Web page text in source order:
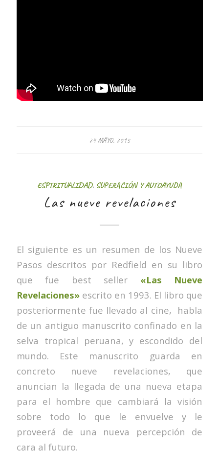
24 MAYO, 2013
ESPIRITUALIDAD, SUPERACIÓN Y AUTOAYUDA
Las nueve revelaciones
El siguiente es un resumen de los Nueve
Pasos descritos por Redfield en su libro
que fue best seller «Las Nueve
Revelaciones»escrito en 1993. El libro que
posteriormente fue llevado al cine, habla
de un antiguo manuscrito confinado en la
selva tropical peruana, y escondido del
mundo. Este manuscrito guarda en
concreto nueve revelaciones, que
anuncian la llegada de una nueva etapa
para el hombre que cambiará la visión
sobre todo lo que le envuelve y le
proveerá de una nueva percepción de
cara al futuro.